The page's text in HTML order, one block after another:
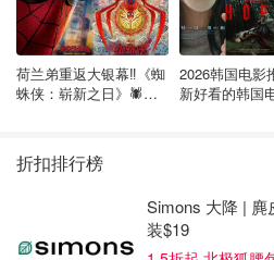
经获得了公民身份。然而，
应该妨碍他作为父亲的角色。他
这样就不会有其他加拿大海外家
中。
荷兰弟重返大银幕‼️《蜘
蛛侠：崭新之日》🕷️北
2026韩国电影
新好看的韩国
折扣排行榜
Simons 大降 | 麂
装$19